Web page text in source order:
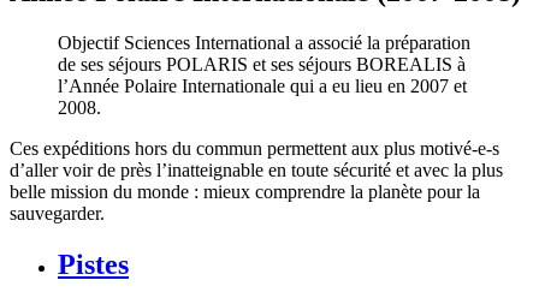
Objectif Sciences International a associé la préparation
de ses séjours POLARIS et ses séjours BOREALIS à
l’Année Polaire Internationale qui a eu lieu en 2007 et
2008.
Ces expéditions hors du commun permettent aux plus motivé-e-s
d’aller voir de près l’inatteignable en toute sécurité et avec la plus
belle mission du monde : mieux comprendre la planète pour la
sauvegarder.
Pistes